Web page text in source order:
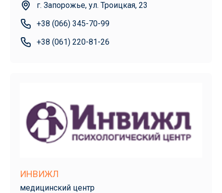
г. Запорожье, ул. Троицкая, 23
+38 (066) 345-70-99
+38 (061) 220-81-26
ИНВИЖЛ
медицинский центр